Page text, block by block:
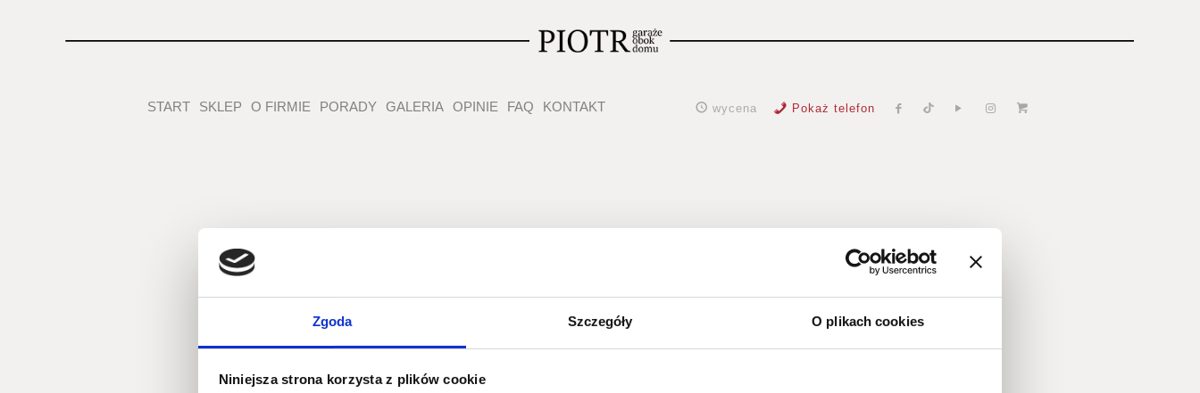
Zgoda Szczegóły O plikach cookies
Niniejsza strona korzysta z plików cookie
START SKLEP O FIRMIE PORADY GALERIA OPINIE FAQ KONTAKT wycena Pokaż telefon